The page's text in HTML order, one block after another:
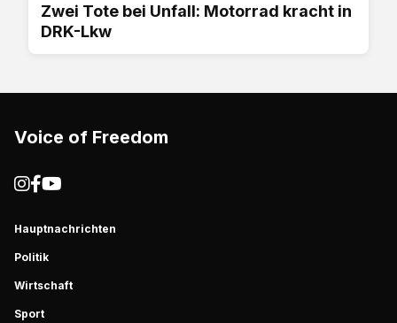
Zwei Tote bei Unfall: Motorrad kracht in
DRK-Lkw
Voice of Freedom
Hauptnachrichten
Politik
Wirtschaft
Sport